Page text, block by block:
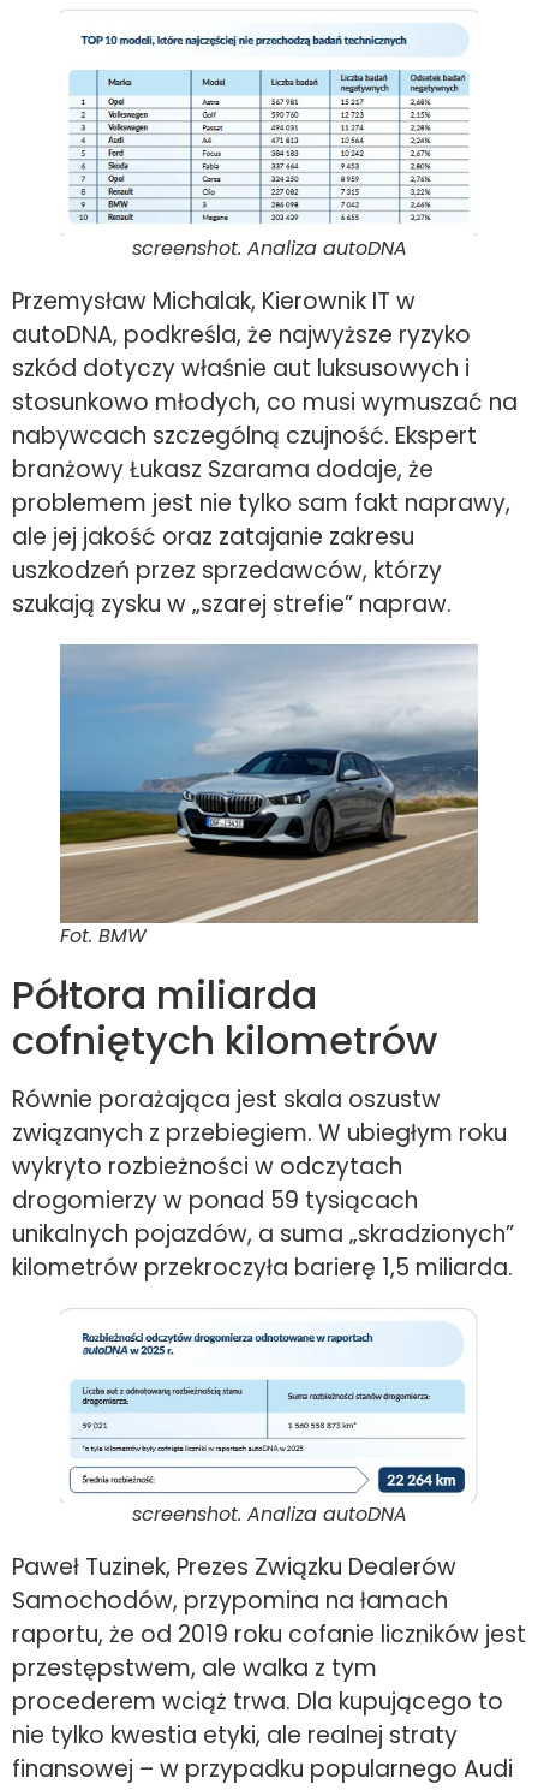
screenshot. Analiza autoDNA
Przemysław Michalak, Kierownik IT w
autoDNA, podkreśla, że najwyższe ryzyko
szkód dotyczy właśnie aut luksusowych i
stosunkowo młodych, co musi wymuszać na
nabywcach szczególną czujność. Ekspert
branżowy Łukasz Szarama dodaje, że
problemem jest nie tylko sam fakt naprawy,
ale jej jakość oraz zatajanie zakresu
uszkodzeń przez sprzedawców, którzy
szukają zysku w „szarej strefie” napraw.
Fot. BMW
Półtora miliarda
cofniętych kilometrów
Równie porażająca jest skala oszustw
związanych z przebiegiem. W ubiegłym roku
wykryto rozbieżności w odczytach
drogomierzy w ponad 59 tysiącach
unikalnych pojazdów, a suma „skradzionych”
kilometrów przekroczyła barierę 1,5 miliarda.
screenshot. Analiza autoDNA
Paweł Tuzinek, Prezes Związku Dealerów
Samochodów, przypomina na łamach
raportu, że od 2019 roku cofanie liczników jest
przestępstwem, ale walka z tym
procederem wciąż trwa. Dla kupującego to
nie tylko kwestia etyki, ale realnej straty
finansowej – w przypadku popularnego Audi